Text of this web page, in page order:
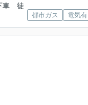
車 徒
都市ガス 電気有